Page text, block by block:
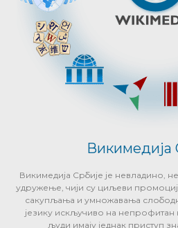
Викимедија
Викимедија Србије је невладино,
удружење, чији су циљеви
сакупљања и умножавања
језику искључиво на непрофитан
људи имају једнак приступ